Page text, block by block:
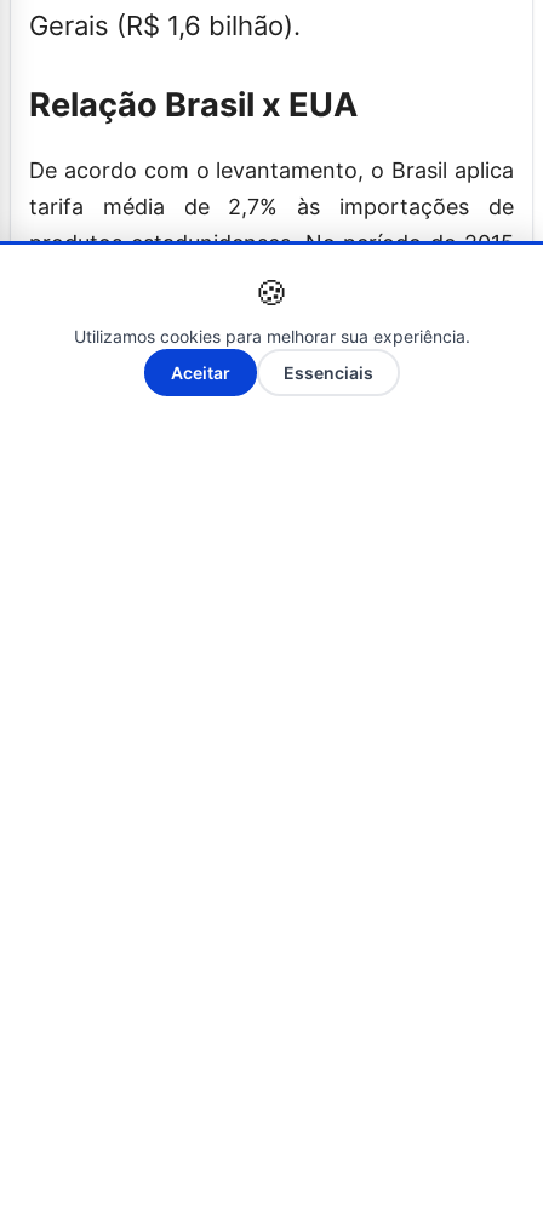
Gerais (R$ 1,6 bilhão).
Relação Brasil x EUA
De acordo com o levantamento, o Brasil aplica
tarifa média de 2,7% às importações de
produtos estadunidenses. No período de 2015
a 2024, os EUA mantiveram superávit com o
bilhões em serviços.
A- A+
🍪
Utilizamos cookies para melhorar sua experiência.
Aceitar
Essenciais